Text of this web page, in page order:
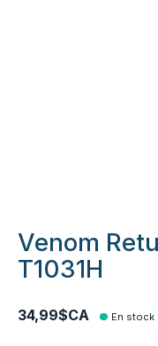
Venom
T1031H
34,99$CA En stock